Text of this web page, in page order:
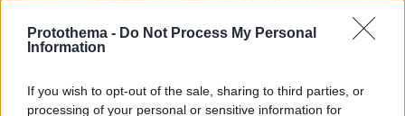
Protothema - Do Not Process My Personal
Information
If you wish to opt-out of the sale, sharing to third parties, or
processing of your personal or sensitive information for